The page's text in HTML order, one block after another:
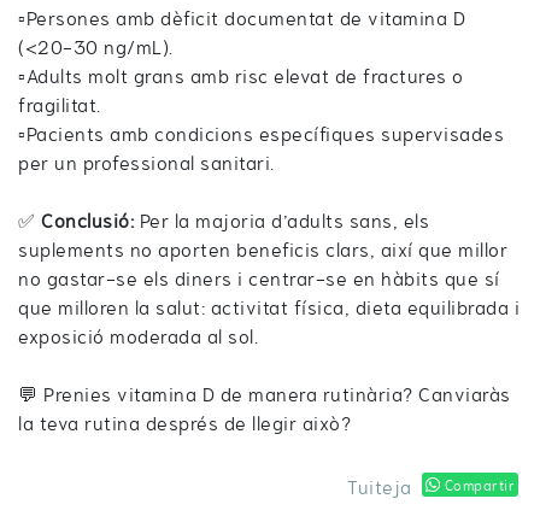
▫️Persones amb dèficit documentat de vitamina D
(<20-30 ng/mL).
▫️Adults molt grans amb risc elevat de fractures o
fragilitat.
▫️Pacients amb condicions específiques supervisades
per un professional sanitari.
✅ Conclusió:Per la majoria d’adults sans, els
suplements no aporten beneficis clars, així que millor
no gastar-se els diners i centrar-se en hàbits que sí
que milloren la salut: activitat física, dieta equilibrada i
exposició moderada al sol.
💬 Prenies vitamina D de manera rutinària? Canviaràs
la teva rutina després de llegir això?
Tuiteja
Compartir